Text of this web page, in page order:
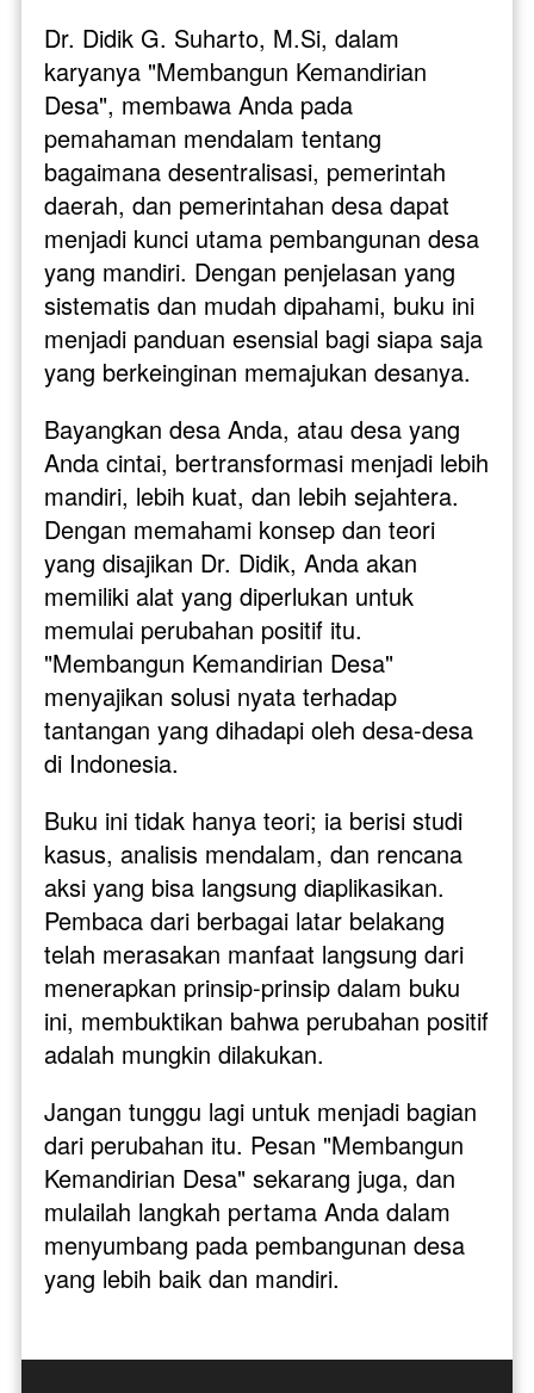
Dr. Didik G. Suharto, M.Si, dalam
karyanya "Membangun Kemandirian
Desa", membawa Anda pada
pemahaman mendalam tentang
bagaimana desentralisasi, pemerintah
daerah, dan pemerintahan desa dapat
menjadi kunci utama pembangunan desa
yang mandiri. Dengan penjelasan yang
sistematis dan mudah dipahami, buku ini
menjadi panduan esensial bagi siapa saja
yang berkeinginan memajukan desanya.
Bayangkan desa Anda, atau desa yang
Anda cintai, bertransformasi menjadi lebih
mandiri, lebih kuat, dan lebih sejahtera.
Dengan memahami konsep dan teori
yang disajikan Dr. Didik, Anda akan
memiliki alat yang diperlukan untuk
memulai perubahan positif itu.
"Membangun Kemandirian Desa"
menyajikan solusi nyata terhadap
tantangan yang dihadapi oleh desa-desa
di Indonesia.
Buku ini tidak hanya teori; ia berisi studi
kasus, analisis mendalam, dan rencana
aksi yang bisa langsung diaplikasikan.
Pembaca dari berbagai latar belakang
telah merasakan manfaat langsung dari
menerapkan prinsip-prinsip dalam buku
ini, membuktikan bahwa perubahan positif
adalah mungkin dilakukan.
Jangan tunggu lagi untuk menjadi bagian
dari perubahan itu. Pesan "Membangun
Kemandirian Desa" sekarang juga, dan
mulailah langkah pertama Anda dalam
menyumbang pada pembangunan desa
yang lebih baik dan mandiri.